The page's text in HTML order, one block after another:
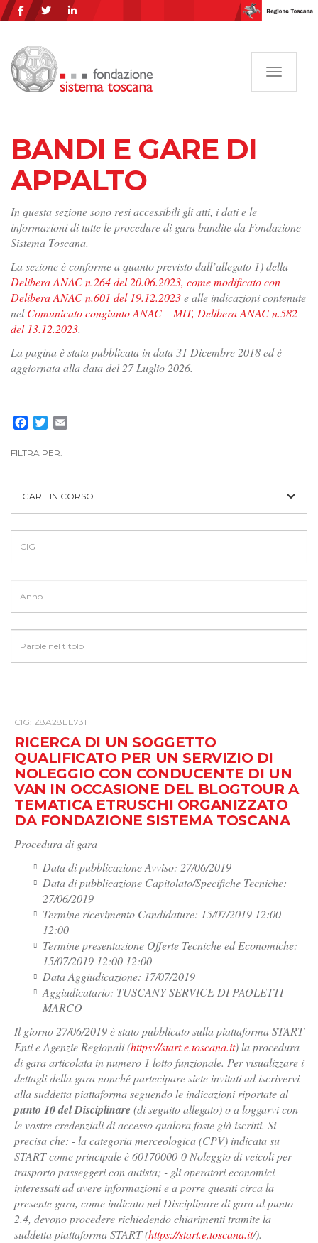
BANDI E GARE DI
APPALTO
In questa sezione sono resi accessibili gli atti, i dati e le
informazioni di tutte le procedure di gara bandite da Fondazione
Sistema Toscana.
La sezione è conforme a quanto previsto dall’allegato 1) della
Delibera ANAC n.264 del 20.06.2023, come modificato con
Delibera ANAC n.601 del 19.12.2023e alle indicazioni contenute
nelComunicato congiunto ANAC – MIT, Delibera ANAC n.582
del 13.12.2023.
La pagina è stata pubblicata in data 31 Dicembre 2018 ed è
aggiornata alla data del 27 Luglio 2026.
Facebook
Twitter
FILTRA PER:
GARE IN CORSO
CIG: Z8A28EE731
RICERCA DI UN SOGGETTO
QUALIFICATO PER UN SERVIZIO DI
NOLEGGIO CON CONDUCENTE DI UN
VAN IN OCCASIONE DEL BLOGTOUR A
TEMATICA ETRUSCHI ORGANIZZATO
DA FONDAZIONE SISTEMA TOSCANA
Procedura di gara
Data di pubblicazione Avviso: 27/06/2019
Data di pubblicazione Capitolato/Specifiche Tecniche:
27/06/2019
Termine ricevimento Candidature: 15/07/2019 12:00
12:00
Termine presentazione Offerte Tecniche ed Economiche:
15/07/2019 12:00 12:00
Data Aggiudicazione: 17/07/2019
Aggiudicatario: TUSCANY SERVICE DI PAOLETTI
MARCO
Il giorno 27/06/2019 è stato pubblicato sulla piattaforma START
Enti e Agenzie Regionali (https://start.e.toscana.it) la procedura
di gara articolata in numero 1 lotto funzionale. Per visualizzare i
dettagli della gara nonché partecipare siete invitati ad iscrivervi
alla suddetta piattaforma seguendo le indicazioni riportate al
punto 10 del Disciplinare(di seguito allegato) o a loggarvi con
le vostre credenziali di accesso qualora foste già iscritti. Si
precisa che: - la categoria merceologica (CPV) indicata su
START come principale è 60170000-0 Noleggio di veicoli per
trasporto passeggeri con autista; - gli operatori economici
interessati ad avere informazioni e a porre quesiti circa la
presente gara, come indicato nel Disciplinare di gara al punto
2.4, devono procedere richiedendo chiarimenti tramite la
suddetta piattaforma START (https://start.e.toscana.it/).